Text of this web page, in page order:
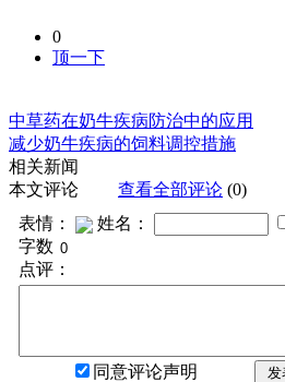
0
顶一下
中草药在奶牛疾病防治中的应用
减少奶牛疾病的饲料调控措施
相关新闻
本文评论
查看全部评论 (0)
表情：
姓名：
字数
点评：
同意评论声明 发